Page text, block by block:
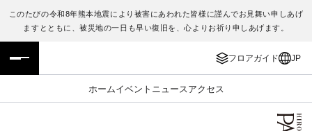
このたびの令和8年熊本地震により被害にあわれた皆様に謹んでお見舞い申しあげ
ますとともに、被災地の一日も早い復旧を、心よりお祈り申しあげます。
フロアガイド JP
ホームイベント ニュース アクセス
フロアガイド
施設案内・アクセス
ENGLISH
繁体字